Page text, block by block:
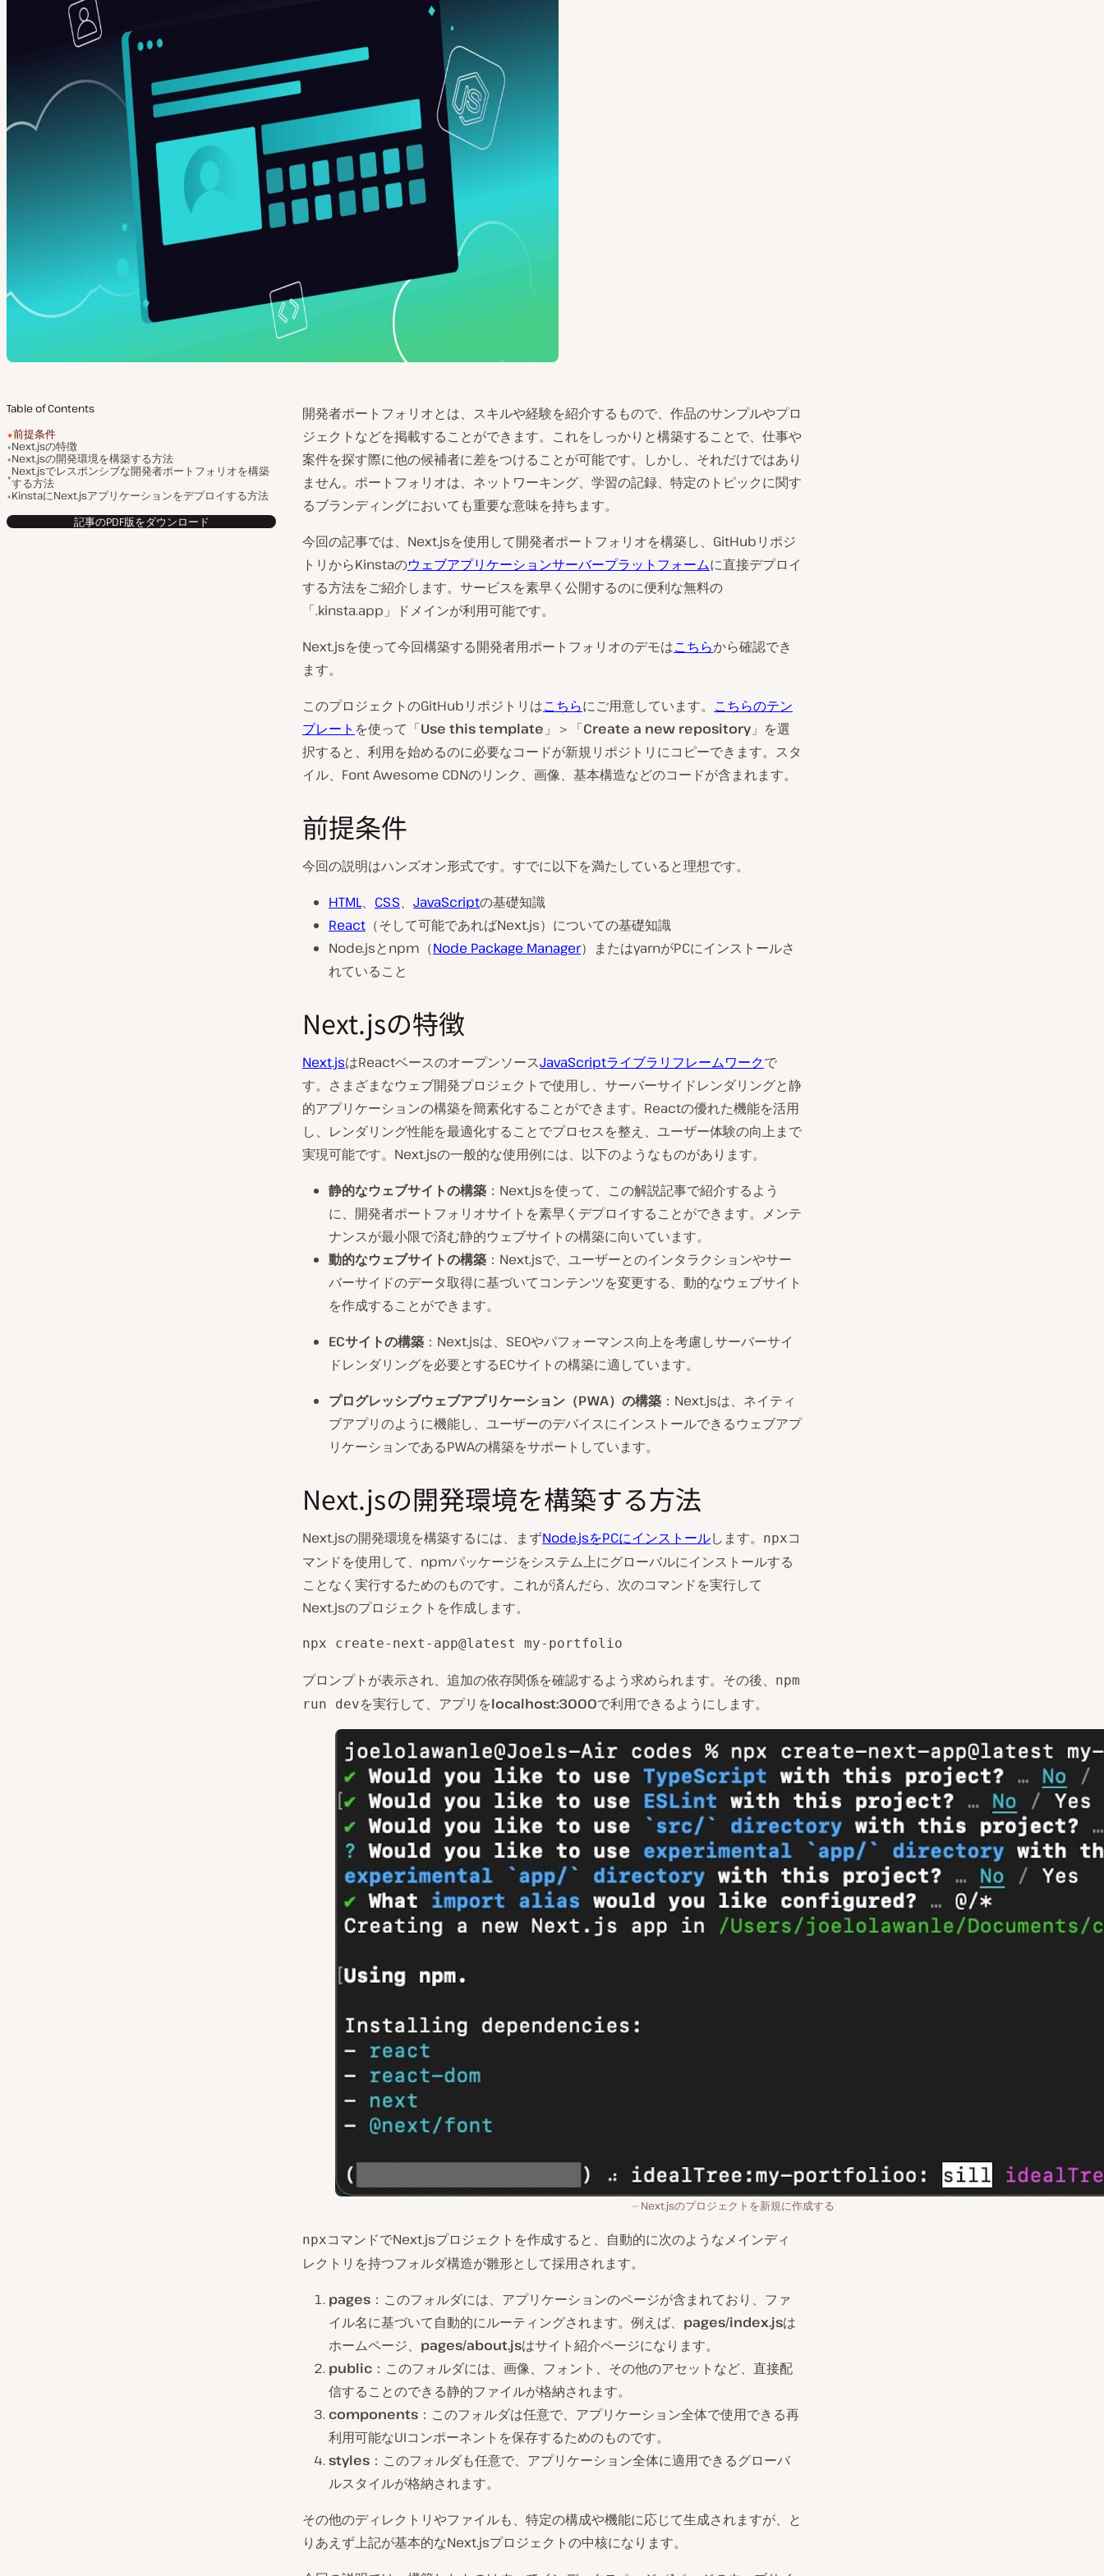
Table of Contents
前提条件
Next.jsの特徴
Next.jsの開発環境を構築する方法
Next.jsでレスポンシブな開発者ポートフォリオを構築
する方法
KinstaにNext.jsアプリケーションをデプロイする方法
記事のPDF版をダウンロード
開発者ポートフォリオとは、スキルや経験を紹介するもので、作品のサンプルやプロ
ジェクトなどを掲載することができます。これをしっかりと構築することで、仕事や
案件を探す際に他の候補者に差をつけることが可能です。しかし、それだけではあり
ません。ポートフォリオは、ネットワーキング、学習の記録、特定のトピックに関す
るブランディングにおいても重要な意味を持ちます。
今回の記事では、Next.jsを使用して開発者ポートフォリオを構築し、GitHubリポジ
トリからKinstaのウェブアプリケーションサーバープラットフォームに直接デプロイ
する方法をご紹介します。サービスを素早く公開するのに便利な無料の
「.kinsta.app」ドメインが利用可能です。
Next.jsを使って今回構築する開発者用ポートフォリオのデモはこちらから確認でき
ます。
このプロジェクトのGitHubリポジトリはこちらにご用意しています。 こちらのテン
プレート を使って「Use this template 」＞「Create a new repository 」を選
択すると、利用を始めるのに必要なコードが新規リポジトリにコピーできます。スタ
イル、Font Awesome CDNのリンク、画像、基本構造などのコードが含まれます。
前提条件
今回の説明はハンズオン形式です。すでに以下を満たしていると理想です。
HTML、 CSS、 JavaScriptの基礎知識
React （そして可能であればNext.js）についての基礎知識
Node.jsとnpm（Node Package Manager）またはyarnがPCにインストールさ
れていること
Next.jsの特徴
Next.jsはReactベースのオープンソースJavaScriptライブラリフレームワークで
す。さまざまなウェブ開発プロジェクトで使用し、サーバーサイドレンダリングと静
的アプリケーションの構築を簡素化することができます。Reactの優れた機能を活用
し、レンダリング性能を最適化することでプロセスを整え、ユーザー体験の向上まで
実現可能です。Next.jsの一般的な使用例には、以下のようなものがあります。
静的なウェブサイトの構築 ：Next.jsを使って、この解説記事で紹介するよう
に、開発者ポートフォリオサイトを素早くデプロイすることができます。メンテ
ナンスが最小限で済む静的ウェブサイトの構築に向いています。
動的なウェブサイトの構築 ：Next.jsで、ユーザーとのインタラクションやサー
バーサイドのデータ取得に基づいてコンテンツを変更する、動的なウェブサイト
を作成することができます。
ECサイトの構築 ：Next.jsは、SEOやパフォーマンス向上を考慮しサーバーサイ
ドレンダリングを必要とするECサイトの構築に適しています。
プログレッシブウェブアプリケーション（PWA）の構築 ：Next.jsは、ネイティ
ブアプリのように機能し、ユーザーのデバイスにインストールできるウェブアプ
リケーションであるPWAの構築をサポートしています。
Next.jsの開発環境を構築する方法
Next.jsの開発環境を構築するには、まずNode.jsをPCにインストールします。 npxコ
マンドを使用して、npmパッケージをシステム上にグローバルにインストールする
ことなく実行するためのものです。これが済んだら、次のコマンドを実行して
Next.jsのプロジェクトを作成します。
npx create-next-app@latest my-portfolio
プロンプトが表示され、追加の依存関係を確認するよう求められます。その後、
npm
run devを実行して、アプリをlocalhost:3000で利用できるようにします。
Next.jsのプロジェクトを新規に作成する
npxコマンドでNext.jsプロジェクトを作成すると、自動的に次のようなメインディ
レクトリを持つフォルダ構造が雛形として採用されます。
pages ：このフォルダには、アプリケーションのページが含まれており、ファ
イル名に基づいて自動的にルーティングされます。例えば、 pages/index.jsは
ホームページ、 pages/about.jsはサイト紹介ページになります。
public ：このフォルダには、画像、フォント、その他のアセットなど、直接配
信することのできる静的ファイルが格納されます。
components ：このフォルダは任意で、アプリケーション全体で使用できる再
利用可能なUIコンポーネントを保存するためのものです。
styles ：このフォルダも任意で、アプリケーション全体に適用できるグローバ
ルスタイルが格納されます。
その他のディレクトリやファイルも、特定の構成や機能に応じて生成されますが、と
りあえず上記が基本的なNext.jsプロジェクトの中核になります。